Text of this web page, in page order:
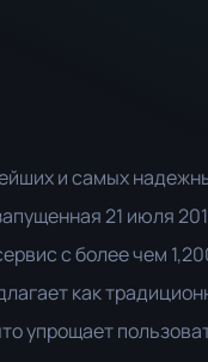
Граффити
Нашивки
и самых
21 июля
с более чем
как
упрощает